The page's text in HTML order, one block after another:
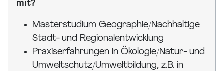
mit?
Masterstudium Geographie/Nachhaltige
Stadt- und Regionalentwicklung
Praxiserfahrungen in Ökologie/Natur- und
Umweltschutz/Umweltbildung, z.B. in